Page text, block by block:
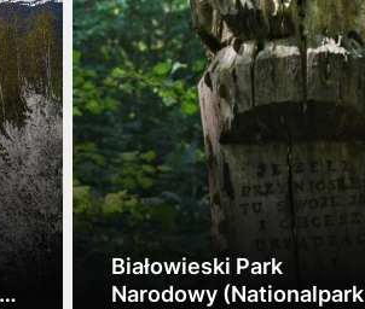
Białowieski Park
Narodowy (Nationalpark